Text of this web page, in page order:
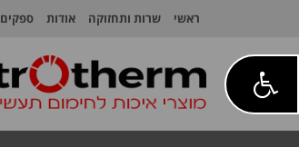
ראשי שרות ותחזוקה אודות ספקים